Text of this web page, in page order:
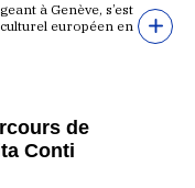
à Genève, s’est
européen en
de
Conti